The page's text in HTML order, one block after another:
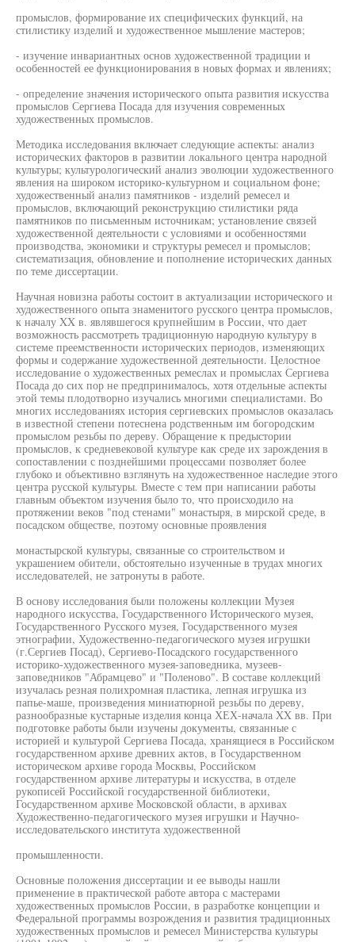
промыслов, формирование их специфических функций, на
стилистику изделий и художественное мышление мастеров;
- изучение инвариантных основ художественной традиции и
особенностей ее функционирования в новых формах и явлениях;
- определение значения исторического опыта развития искусства
промыслов Сергиева Посада для изучения современных
художественных промыслов.
Методика исследования включает следующие аспекты: анализ
исторических факторов в развитии локального центра народной
культуры; культурологический анализ эволюции художественного
явления на широком историко-культурном и социальном фоне;
художественный анализ памятников - изделий ремесел и
промыслов, включающий реконструкцию стилистики ряда
памятников по письменным источникам; установление связей
художественной деятельности с условиями и особенностями
производства, экономики и структуры ремесел и промыслов;
систематизация, обновление и пополнение исторических данных
по теме диссертации.
Научная новизна работы состоит в актуализации исторического и
художественного опыта знаменитого русского центра промыслов,
к началу XX в. являвшегося крупнейшим в России, что дает
возможность рассмотреть традиционную народную культуру в
системе преемственности исторических периодов, изменяющих
формы и содержание художественной деятельности. Целостное
исследование о художественных ремеслах и промыслах Сергиева
Посада до сих пор не предпринималось, хотя отдельные аспекты
этой темы плодотворно изучались многими специалистами. Во
многих исследованиях история сергиевских промыслов оказалась
в известной степени потеснена родственным им богородским
промыслом резьбы по дереву. Обращение к предыстории
промыслов, к средневековой культуре как среде их зарождения в
сопоставлении с позднейшими процессами позволяет более
глубоко и объективно взглянуть на художественное наследие этого
центра русской культуры. Вместе с тем при написании работы
главным объектом изучения было то, что происходило на
протяжении веков "под стенами" монастыря, в мирской среде, в
посадском обществе, поэтому основные проявления
монастырской культуры, связанные со строительством и
украшением обители, обстоятельно изученные в трудах многих
исследователей, не затронуты в работе.
В основу исследования были положены коллекции Музея
народного искусства, Государственного Исторического музея,
Государственного Русского музея, Государственного музея
этнографии, Художественно-педагогического музея игрушки
(г.Сергиев Посад), Сергиево-Посадского государственного
историко-художественного музея-заповедника, музеев-
заповедников "Абрамцево" и "Поленово". В составе коллекций
изучалась резная полихромная пластика, лепная игрушка из
папье-маше, произведения миниатюрной резьбы по дереву,
разнообразные кустарные изделия конца ХЕХ-начала XX вв. При
подготовке работы были изучены документы, связанные с
историей и культурой Сергиева Посада, хранящиеся в Российском
государственном архиве древних актов, в Государственном
историческом архиве города Москвы, Российском
государственном архиве литературы и искусства, в отделе
рукописей Российской государственной библиотеки,
Государственном архиве Московской области, в архивах
Художественно-педагогического музея игрушки и Научно-
исследовательского института художественной
промышленности.
Основные положения диссертации и ее выводы нашли
применение в практической работе автора с мастерами
художественных промыслов России, в разработке концепции и
Федеральной программы возрождения и развития традиционных
художественных промыслов и ремесел Министерства культуры